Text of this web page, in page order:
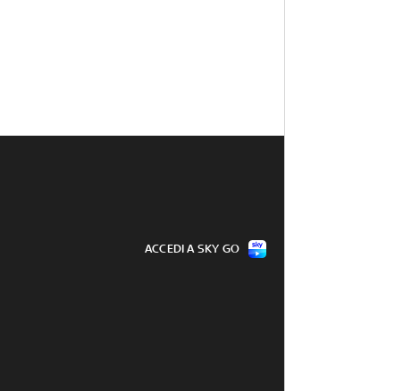
ACCEDI A SKY GO